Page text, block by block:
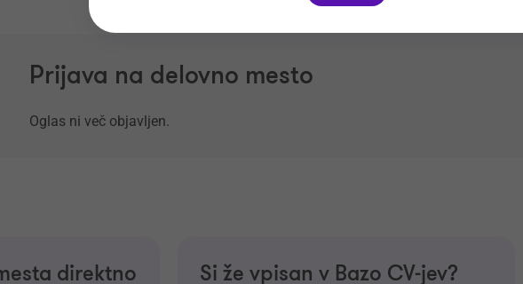
Prijava na delovno mesto
Oglas ni več objavljen.
direktno
Si že vpisan v Bazo CV-jev?